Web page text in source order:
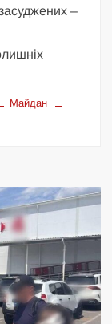
–
Майдан